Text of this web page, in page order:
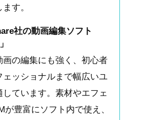
す。
社の動画編集ソフト
画の編集にも強く、初心者
ェッショナルまで幅広いユ
しています。素材やエフェ
が豊富にソフト内で使え、